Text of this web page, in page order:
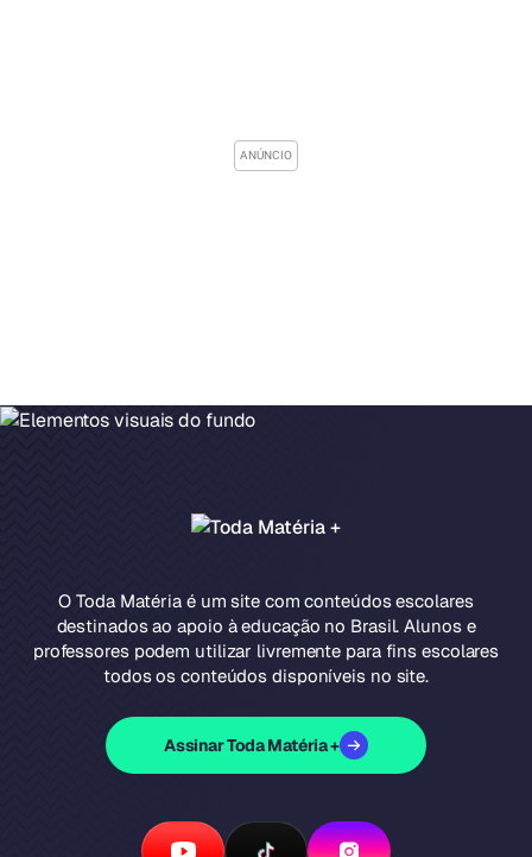
O Toda Matéria é um site com conteúdos escolares
destinados ao apoio à educação no Brasil. Alunos e
professores podem utilizar livremente para fins escolares
todos os conteúdos disponíveis no site.
Assinar Toda Matéria +